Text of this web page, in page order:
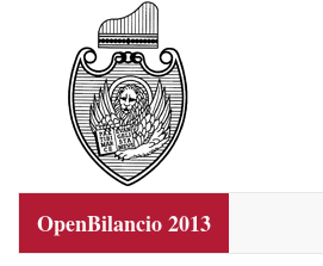
OpenBilancio 2013